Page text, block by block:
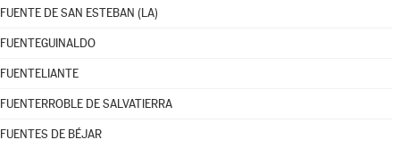
FUENTE DE SAN ESTEBAN (LA)
FUENTEGUINALDO
FUENTELIANTE
FUENTERROBLE DE SALVATIERRA
FUENTES DE BÉJAR